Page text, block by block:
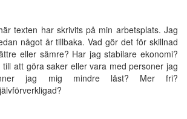
texten har skrivits på min arbetsplats. Jag
något år tillbaka. Vad gör det för skillnad
eller sämre? Har jag stabilare ekonomi?
att göra saker eller vara med personer jag
jag mig mindre låst? Mer fri?